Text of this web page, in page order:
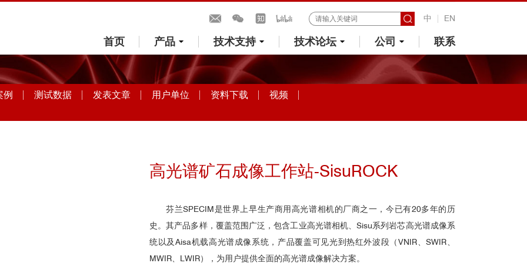
中 EN
首页 产品 技术支持 技术论坛 公司 联系
例 测试数据 发表文章 用户单位 资料下载 视频
高光谱矿石成像工作站-SisuROCK
芬兰SPECIM是世界上早生产商用高光谱相机的厂商之一，今已有20多年的历
史。其产品多样，覆盖范围广泛，包含工业高光谱相机、Sisu系列岩芯高光谱成像系
统以及Aisa机载高光谱成像系统，产品覆盖可见光到热红外波段（VNIR、SWIR、
MWIR、LWIR），为用户提供全面的高光谱成像解决方案。